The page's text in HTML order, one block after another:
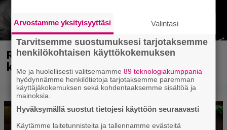
Rushin Neil Peartista ilmestyy ensi
kuussa dokumentti
Arvostamme yksityisyyttäsi Valintasi
Tarvitsemme suostumuksesi tarjotaksemme
henkilökohtaisen käyttökokemuksen
Me ja huolellisesti valitsemamme89 teknologiakumppania
hyödynnämme henkilötietoja tarjotaksemme paremman
käyttäjäkokemuksen sekä kohdentaaksemme sisältöä ja
mainoksia.
Hyväksymällä suostut tietojesi käyttöön seuraavasti
Käytämme laitetunnisteita ja tallennamme evästeitä